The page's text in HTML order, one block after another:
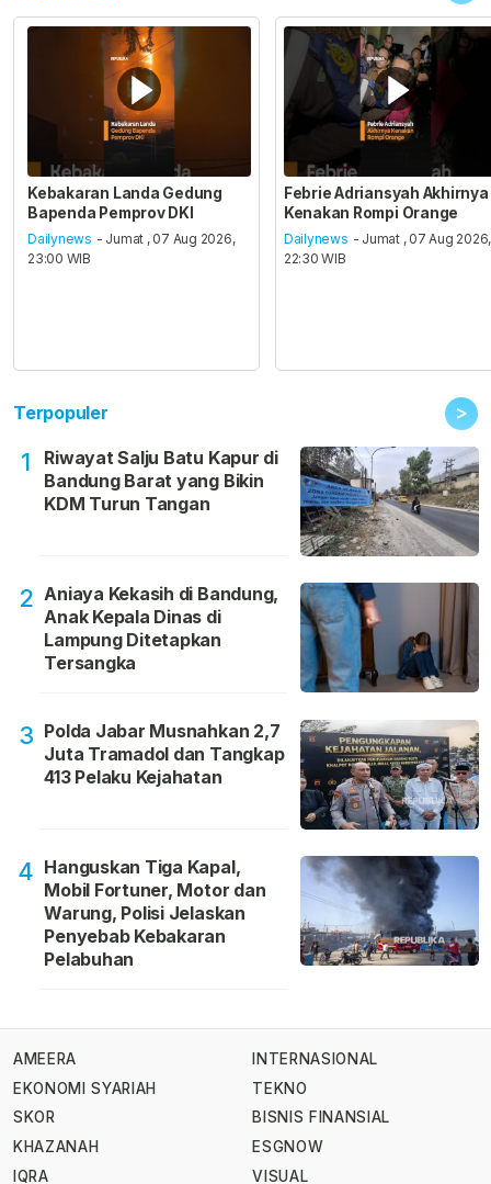
Kebakaran Landa Gedung
Bapenda Pemprov DKI
Dailynews - Jumat , 07 Aug 2026,
23:00 WIB
Febrie Adriansyah Akhirnya
Kenakan Rompi Orange
Dailynews - Jumat , 07 Aug 2026,
22:30 WIB
Terpopuler >
1
Riwayat Salju Batu Kapur di
Bandung Barat yang Bikin
KDM Turun Tangan
2 Aniaya Kekasih di Bandung,
Anak Kepala Dinas di
Lampung Ditetapkan
Tersangka
3 Polda Jabar Musnahkan 2,7
Juta Tramadol dan Tangkap
413 Pelaku Kejahatan
4 Hanguskan Tiga Kapal,
Mobil Fortuner, Motor dan
Warung, Polisi Jelaskan
Penyebab Kebakaran
Pelabuhan
AMEERA
EKONOMI SYARIAH
SKOR
KHAZANAH
IQRA
INTERNASIONAL
TEKNO
BISNIS FINANSIAL
ESGNOW
VISUAL